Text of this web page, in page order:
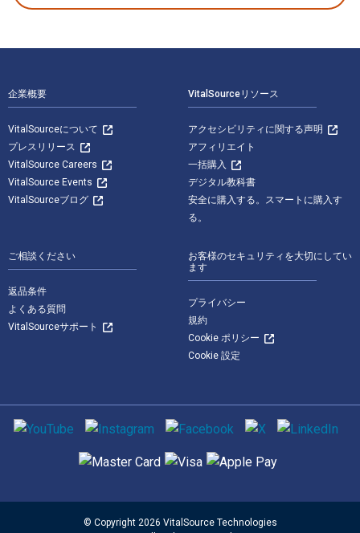
企業概要
VitalSourceについて
プレスリリース
VitalSource Careers
VitalSource Events
VitalSourceブログ
VitalSourceリソース
アクセシビリティに関する声明
アフィリエイト
一括購入
デジタル教科書
安全に購入する。スマートに購入す
る。
ご相談ください
返品条件
よくある質問
VitalSourceサポート
お客様のセキュリティを大切にしてい
ます
プライバシー
規約
Cookie ポリシー
Cookie 設定
ソーシャルメディア
サポートされている支払い方法
© Copyright 2026 VitalSource Technologies